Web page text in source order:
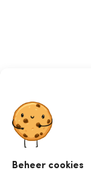
Beheer cookies